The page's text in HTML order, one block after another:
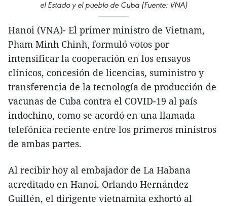
el Estado y el pueblo de Cuba (Fuente: VNA)
Hanoi (VNA)- El primer ministro de Vietnam,
Pham Minh Chinh, formuló votos por
intensificar la cooperación en los ensayos
clínicos, concesión de licencias, suministro y
transferencia de la tecnología de producción de
vacunas de Cuba contra el COVID-19 al país
indochino, como se acordó en una llamada
telefónica reciente entre los primeros ministros
de ambas partes.
Al recibir hoy al embajador de La Habana
acreditado en Hanoi, Orlando Hernández
Guillén, el dirigente vietnamita exhortó al